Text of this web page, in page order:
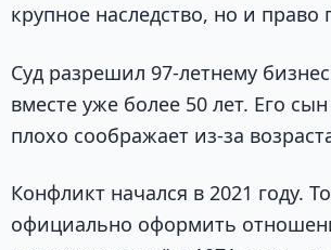
крупное наследство, но и
Суд разрешил 97-летнему
вместе уже более 50 лет. Его
плохо соображает из-за
Конфликт начался в 2021 году.
официально оформить